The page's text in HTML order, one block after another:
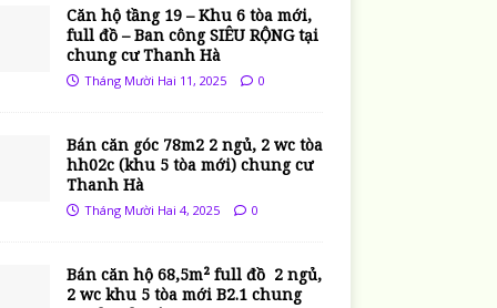
Căn hộ tầng 19 – Khu 6 tòa mới,
full đồ – Ban công SIÊU RỘNG tại
chung cư Thanh Hà
Tháng Mười Hai 11, 2025 0
Bán căn góc 78m2 2 ngủ, 2 wc tòa
hh02c (khu 5 tòa mới) chung cư
Thanh Hà
Tháng Mười Hai 4, 2025 0
Bán căn hộ 68,5m² full đồ 2 ngủ,
2 wc khu 5 tòa mới B2.1 chung